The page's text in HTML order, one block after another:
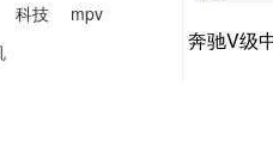
奔驰V级
科技
mpv